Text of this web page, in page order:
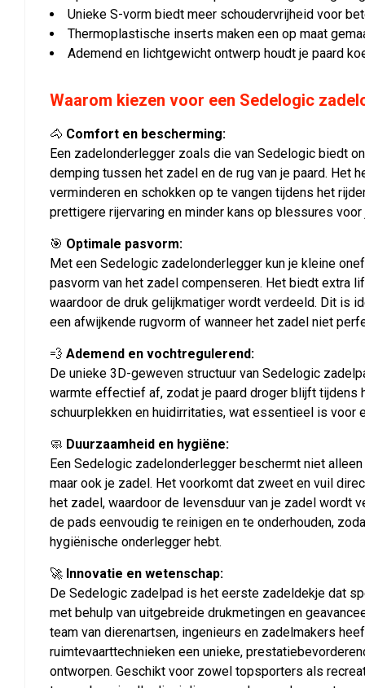
Unieke S-vorm biedt meer schoudervrijheid voor
Thermoplastische inserts maken een op maat
Ademend en lichtgewicht ontwerp houdt je paard
Waarom kiezen voor een Sedelogic
🐴 Comfort en bescherming:
Een zadelonderlegger zoals die van Sedelogic biedt
demping tussen het zadel en de rug van je paard. Het
verminderen en schokken op te vangen tijdens het
prettigere rijervaring en minder kans op blessures voor
🎯 Optimale pasvorm:
Met een Sedelogic zadelonderlegger kun je kleine
pasvorm van het zadel compenseren. Het biedt extra
waardoor de druk gelijkmatiger wordt verdeeld. Dit is
een afwijkende rugvorm of wanneer het zadel niet
💨 Ademend en vochtregulerend:
De unieke 3D-geweven structuur van Sedelogic
warmte effectief af, zodat je paard droger blijft tijdens
schuurplekken en huidirritaties, wat essentieel is voor
🧼 Duurzaamheid en hygiëne:
Een Sedelogic zadelonderlegger beschermt niet alleen
maar ook je zadel. Het voorkomt dat zweet en vuil
het zadel, waardoor de levensduur van je zadel wordt
de pads eenvoudig te reinigen en te onderhouden,
hygiënische onderlegger hebt.
🚀 Innovatie en wetenschap:
De Sedelogic zadelpad is het eerste zadeldekje dat
met behulp van uitgebreide drukmetingen en
team van dierenartsen, ingenieurs en zadelmakers
ruimtevaarttechnieken een unieke,
ontworpen. Geschikt voor zowel topsporters als